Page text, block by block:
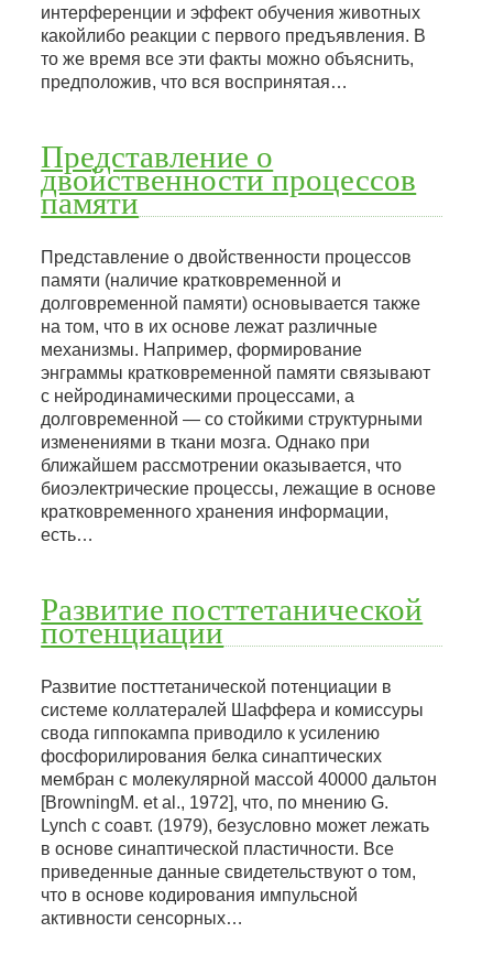
интерференции и эффект обучения животных
какойлибо реакции с первого предъявления. В
то же время все эти факты можно объяснить,
предположив, что вся воспринятая…
Представление о
двойственности процессов
памяти
Представление о двойственности процессов
памяти (наличие кратковременной и
долговременной памяти) основывается также
на том, что в их основе лежат различные
механизмы. Например, формирование
энграммы кратковременной памяти связывают
с нейродинамическими процессами, а
долговременной — со стойкими структурными
изменениями в ткани мозга. Однако при
ближайшем рассмотрении оказывается, что
биоэлектрические процессы, лежащие в основе
кратковременного хранения информации,
есть…
Развитие посттетанической
потенциации
Развитие посттетанической потенциации в
системе коллатералей Шаффера и комиссуры
свода гиппокампа приводило к усилению
фосфорилирования белка синаптических
мембран с молекулярной массой 40000 дальтон
[BrowningM. et al., 1972], что, по мнению G.
Lynch с соавт. (1979), безусловно может лежать
в основе синаптической пластичности. Все
приведенные данные свидетельствуют о том,
что в основе кодирования импульсной
активности сенсорных…